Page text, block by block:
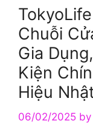
Chuỗi
Gia
Kiện
Hiệu
06/02/2025 by